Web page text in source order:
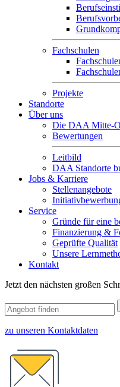
Fachschulen
Projekte
Standorte
Über uns
Die DAA Mitte-
Bewertungen
Leitbild
DAA Standorte
Jobs & Karriere
Stellenangebote
Service
Gründe für eine
Finanzierung &
Geprüfte Qualität
Unsere
Kontakt
Jetzt den nächsten großen
zu unseren Kontaktdaten